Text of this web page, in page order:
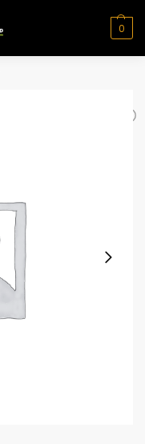
0